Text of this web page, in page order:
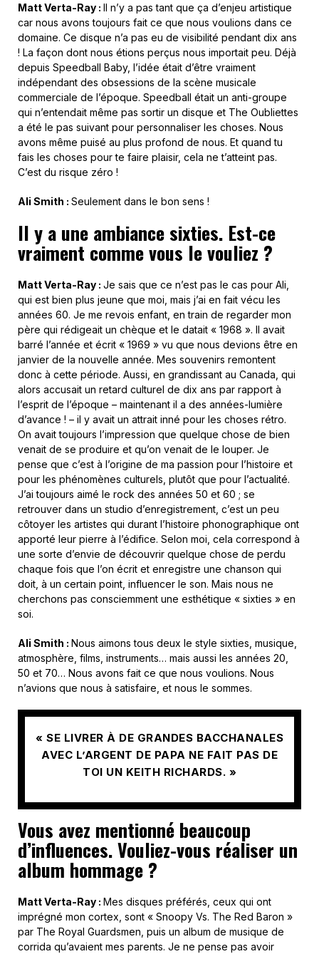
Matt Verta-Ray : Il n’y a pas tant que ça d’enjeu artistique
car nous avons toujours fait ce que nous voulions dans ce
domaine. Ce disque n’a pas eu de visibilité pendant dix ans
! La façon dont nous étions perçus nous importait peu. Déjà
depuis Speedball Baby, l’idée était d’être vraiment
indépendant des obsessions de la scène musicale
commerciale de l’époque. Speedball était un anti-groupe
qui n’entendait même pas sortir un disque et The Oubliettes
a été le pas suivant pour personnaliser les choses. Nous
avons même puisé au plus profond de nous. Et quand tu
fais les choses pour te faire plaisir, cela ne t’atteint pas.
C’est du risque zéro !
Ali Smith : Seulement dans le bon sens !
Il y a une ambiance sixties. Est-ce
vraiment comme vous le vouliez ?
Matt Verta-Ray : Je sais que ce n’est pas le cas pour Ali,
qui est bien plus jeune que moi, mais j’ai en fait vécu les
années 60. Je me revois enfant, en train de regarder mon
père qui rédigeait un chèque et le datait « 1968 ». Il avait
barré l’année et écrit « 1969 » vu que nous devions être en
janvier de la nouvelle année. Mes souvenirs remontent
donc à cette période. Aussi, en grandissant au Canada, qui
alors accusait un retard culturel de dix ans par rapport à
l’esprit de l’époque – maintenant il a des années-lumière
d’avance ! – il y avait un attrait inné pour les choses rétro.
On avait toujours l’impression que quelque chose de bien
venait de se produire et qu’on venait de le louper. Je
pense que c’est à l’origine de ma passion pour l’histoire et
pour les phénomènes culturels, plutôt que pour l’actualité.
J’ai toujours aimé le rock des années 50 et 60 ; se
retrouver dans un studio d’enregistrement, c’est un peu
côtoyer les artistes qui durant l’histoire phonographique ont
apporté leur pierre à l’édifice. Selon moi, cela correspond à
une sorte d’envie de découvrir quelque chose de perdu
chaque fois que l’on écrit et enregistre une chanson qui
doit, à un certain point, influencer le son. Mais nous ne
cherchons pas consciemment une esthétique « sixties » en
soi.
Ali Smith : Nous aimons tous deux le style sixties, musique,
atmosphère, films, instruments… mais aussi les années 20,
50 et 70… Nous avons fait ce que nous voulions. Nous
n’avions que nous à satisfaire, et nous le sommes.
« SE LIVRER À DE GRANDES BACCHANALES
AVEC L’ARGENT DE PAPA NE FAIT PAS DE
TOI UN KEITH RICHARDS. »
Vous avez mentionné beaucoup
d’influences. Vouliez-vous réaliser un
album hommage ?
Matt Verta-Ray : Mes disques préférés, ceux qui ont
imprégné mon cortex, sont « Snoopy Vs. The Red Baron »
par The Royal Guardsmen, puis un album de musique de
corrida qu’avaient mes parents. Je ne pense pas avoir